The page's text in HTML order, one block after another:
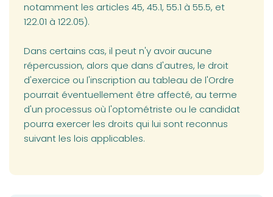
notamment les articles 45, 45.1, 55.1 à 55.5, et
122.01 à 122.05).
Dans certains cas, il peut n'y avoir aucune
répercussion, alors que dans d'autres, le droit
d'exercice ou l'inscription au tableau de l'Ordre
pourrait éventuellement être affecté, au terme
d'un processus où l'optométriste ou le candidat
pourra exercer les droits qui lui sont reconnus
suivant les lois applicables.